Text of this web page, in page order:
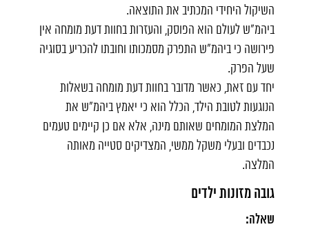
השיקול היחידי המכתיב את התוצאה.
ביהמ"ש לעולם הוא הפוסק, והעזרות בחוות דעת מומחה אין
פירושה כי ביהמ"ש התפרק מסמכותו וחובתו להכריע בסוגיה
שעל הפרק.
יחד עם זאת, כאשר מדובר בחוות דעת מומחה בשאלות
הנוגעות לטובת הילד, הכלל הוא כי יאמץ ביהמ"ש את
המלצת המומחים שאותם מינה, אלא אם כן קיימים טעמים
נכבדים ובעלי משקל ממשי, המצדיקים סטייה מאותה
המלצה.
גובה מזונות ילדים
שאלה: